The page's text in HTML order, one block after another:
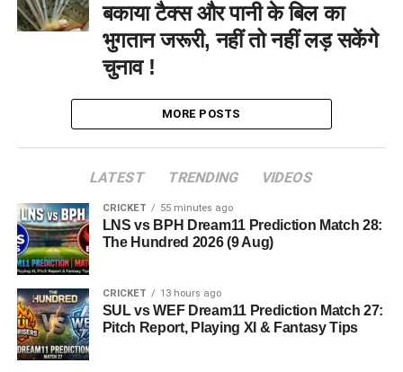
बकाया टैक्स और पानी के बिल का
भुगतान जरूरी, नहीं तो नहीं लड़ सकेंगे
चुनाव !
MORE POSTS
LATEST TRENDING VIDEOS
CRICKET 55 minutes ago
LNS vs BPH Dream11 Prediction Match 28:
The Hundred 2026 (9 Aug)
CRICKET 13 hours ago
SUL vs WEF Dream11 Prediction Match 27:
Pitch Report, Playing XI & Fantasy Tips